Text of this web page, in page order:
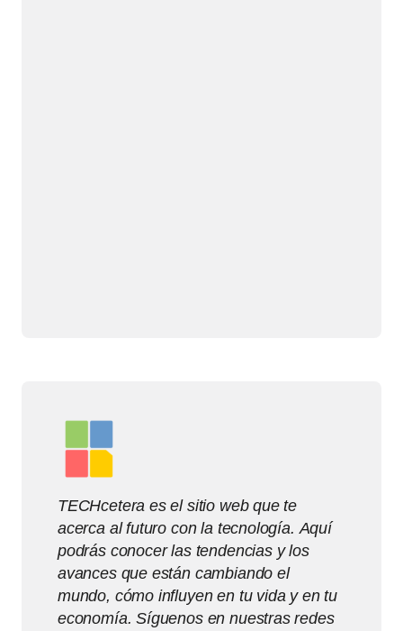
TECHcetera es el sitio web que te
acerca al futuro con la tecnología. Aquí
podrás conocer las tendencias y los
avances que están cambiando el
mundo, cómo influyen en tu vida y en tu
economía. Síguenos en nuestras redes